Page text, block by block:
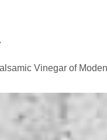
Vinegar of